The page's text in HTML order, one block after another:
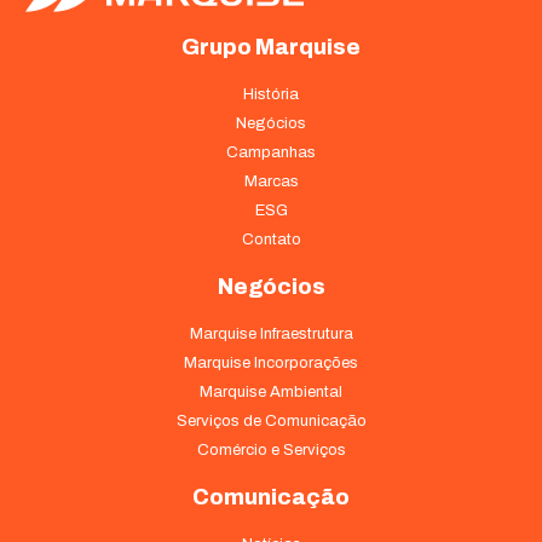
Grupo Marquise
História
Negócios
Campanhas
Marcas
ESG
Contato
Negócios
Marquise Infraestrutura
Marquise Incorporações
Marquise Ambiental
Serviços de Comunicação
Comércio e Serviços
Comunicação